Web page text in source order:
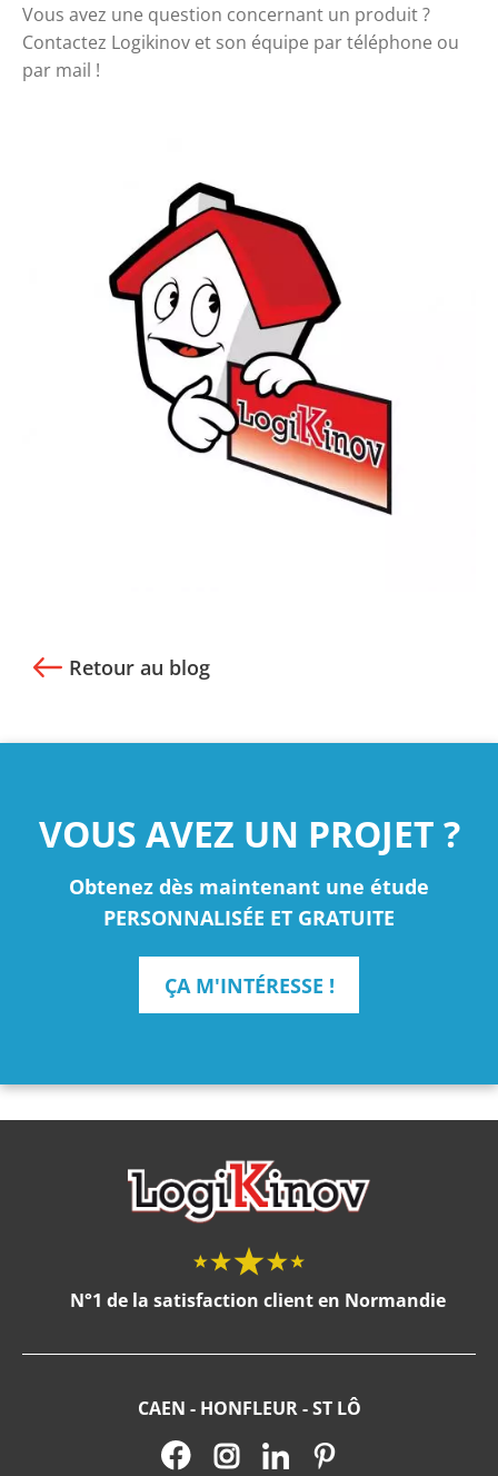
Vous avez une question concernant un produit ?
Contactez Logikinov et son équipe par téléphone ou
par mail !
Retour au blog
VOUS AVEZ UN PROJET ?
Obtenez dès maintenant une étude
PERSONNALISÉE ET GRATUITE
ÇA M'INTÉRESSE !
N°1 de la satisfaction client en Normandie
CAEN - HONFLEUR - ST LÔ